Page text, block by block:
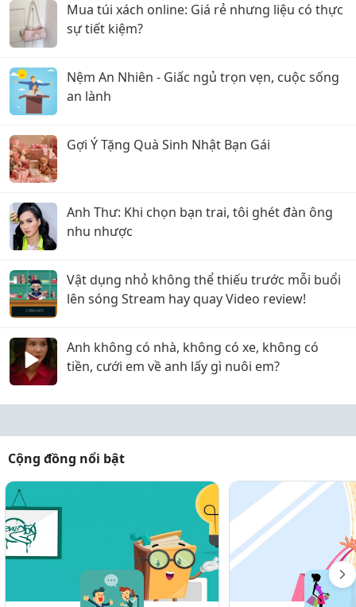
Mua túi xách online: Giá rẻ nhưng liệu có thực
sự tiết kiệm?
Nệm An Nhiên - Giấc ngủ trọn vẹn, cuộc sống
an lành
Gợi Ý Tặng Quà Sinh Nhật Bạn Gái
Anh Thư: Khi chọn bạn trai, tôi ghét đàn ông
nhu nhược
Vật dụng nhỏ không thể thiếu trước mỗi buổi
lên sóng Stream hay quay Video review!
Anh không có nhà, không có xe, không có
tiền, cưới em về anh lấy gì nuôi em?
Cộng đồng nổi bật